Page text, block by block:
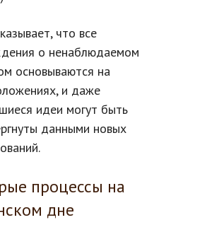
что все
о ненаблюдаемом
основываются на
и даже
идеи могут быть
данными новых
процессы на
дне